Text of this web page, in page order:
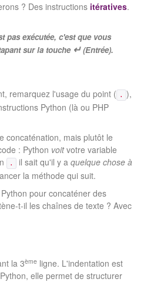
? Des instructions itératives.
pas exécutée, c'est que vous
sur la touche ↵ (Entrée).
remarquez l'usage du point ( .
),
Python (là ou PHP
concaténation, mais plutôt le
: Python voitvotre variable
. il sait qu'il y a quelque chose à
la méthode qui suit.
pour concaténer des
t-il les chaînes de texte ? Avec
la 3ème ligne. L'indentation est
elle permet de structurer